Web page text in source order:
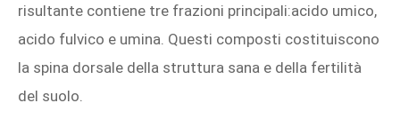
risultante contiene tre frazioni principali:acido umico,
acido fulvico e umina. Questi composti costituiscono
la spina dorsale della struttura sana e della fertilità
del suolo.